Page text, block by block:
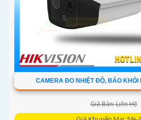
CAMERA ĐO NHIỆT ĐỘ, BÁO KHÓI
Giá Bán: Liên Hệ